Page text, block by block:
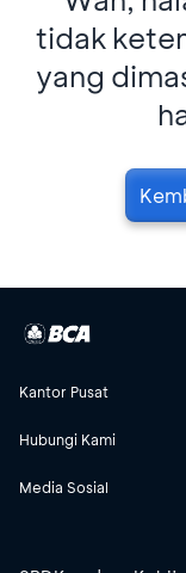
tidak
yang
Kantor Pusat
Hubungi Kami
Media Sosial